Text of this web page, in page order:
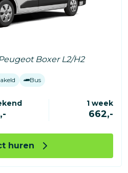
Boxer L2/H2
Bus
1 week
662,-
huren